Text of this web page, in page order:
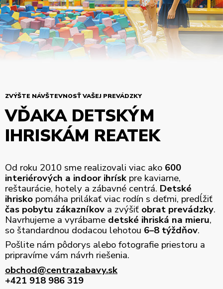
ZVÝŠTE NÁVŠTEVNOSŤ VAŠEJ PREVÁDZKY
VĎAKA DETSKÝM
IHRISKÁM REATEK
Od roku 2010 sme realizovali viac ako 600
interiérových a indoor ihrísk pre kaviarne,
reštaurácie, hotely a zábavné centrá. Detské
ihrisko pomáha prilákať viac rodín s deťmi, predĺžiť
čas pobytu zákazníkov a zvýšiť obrat prevádzky.
Navrhujeme a vyrábame detské ihriská na mieru,
so štandardnou dodacou lehotou 6–8 týždňov.
Pošlite nám pôdorys alebo fotografie priestoru a
pripravíme vám návrh riešenia.
obchod@centrazabavy.sk
+421 918 986 319